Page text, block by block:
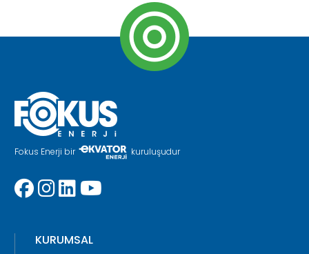
Fokus Enerji bir kuruluşudur
KURUMSAL